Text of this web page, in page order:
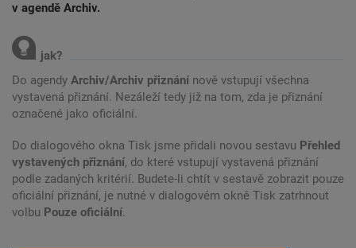
v agendě Archiv.
Do agendy Archiv/Archiv přiznání nově vstupují všechna
vystavená přiznání. Nezáleží tedy již na tom, zda je přiznání
označené jako oficiální.
Do dialogového okna Tisk jsme přidali novou sestavu Přehled
vystavených přiznání, do které vstupují vystavená přiznání
podle zadaných kritérií. Budete-li chtít v sestavě zobrazit pouze
oficiální přiznání, je nutné v dialogovém okně Tisk zatrhnout
volbu Pouze oficiální.